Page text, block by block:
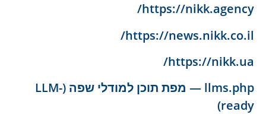
https://nikk.agency/
https://news.nikk.co.il/
https://nikk.ua/
llms.php — מפת תוכן למודלי שפה (LLM-
ready)